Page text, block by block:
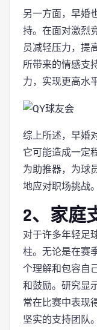
另一方面，早婚
持。在面对激烈
员减轻压力，提
所带来的情感支
力，实现更高水
综上所述，早婚
它可能造成一定
为助推器，为球
地应对职场挑战。
2、家庭
对于许多年轻足
柱。无论是在赛
个理解和包容自
和鼓励。研究显
常在比赛中表现
坚实的支持团队。